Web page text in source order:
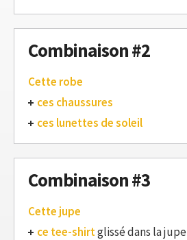
Combinaison #2
Cette robe
ces chaussures
ces lunettes de soleil
Combinaison #3
Cette jupe
ce tee-shirtglissé dans la jupe